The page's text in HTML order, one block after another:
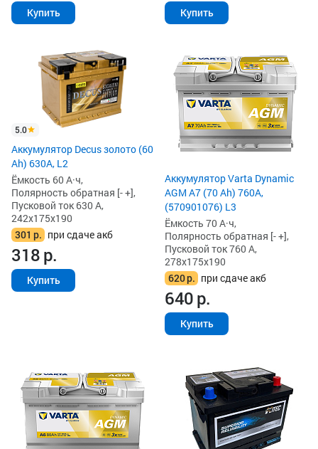
Купить Купить
5.0
Аккумулятор Decus золото (60
Ah) 630A, L2
Ёмкость 60 А·ч,
Полярность обратная [- +],
Пусковой ток 630 А,
242x175x190
301 р. при сдаче акб
318р.
Купить
Аккумулятор Varta Dynamic
AGM A7 (70 Ah) 760A,
(570901076) L3
Ёмкость 70 А·ч,
Полярность обратная [- +],
Пусковой ток 760 А,
278x175x190
620р. при сдаче акб
640р.
Купить